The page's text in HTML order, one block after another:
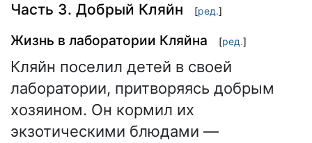
Часть 3. Добрый Кляйн [ред.]
Жизнь в лаборатории Кляйна [ред.]
Кляйн поселил детей в своей
лаборатории, притворяясь добрым
хозяином. Он кормил их
экзотическими блюдами —